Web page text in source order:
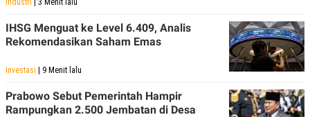
PEDOMAN
PEMBERITAAN
SIBER
PRIVACY
POLICY
IHSG Menguat ke Level 6.409, Analis
Rekomendasikan Saham Emas
Investasi | 9 Menit lalu
Prabowo Sebut Pemerintah Hampir
Rampungkan 2.500 Jembatan di Desa